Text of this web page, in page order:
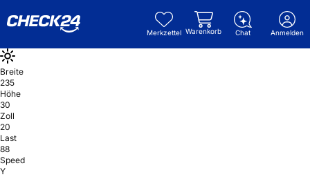
Merkzettel Warenkorb Chat Anmelden
Breite
235
Höhe
30
Zoll
20
Last
88
Speed
Y